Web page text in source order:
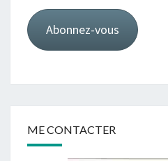
mail
Abonnez-vous
ME CONTACTER